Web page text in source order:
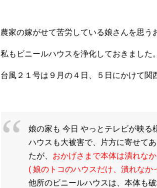
農家の嫁がせて苦労している娘さんを思う
私もビニールハウスを浄化しておきました
台風２１号は９月の４日、５日にかけて
娘の家も 今日 やっとテレビが映る
ハウス も大被害で、片方に寄せて
たが、 おかげさまで本体は潰れな
( 娘のトコのハウスだけ、潰れなか
他所のビニールハウスは、本体も